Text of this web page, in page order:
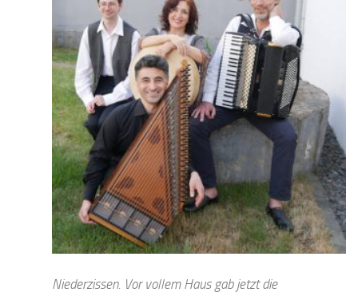
Niederzissen. Vor vollem Haus gab jetzt die